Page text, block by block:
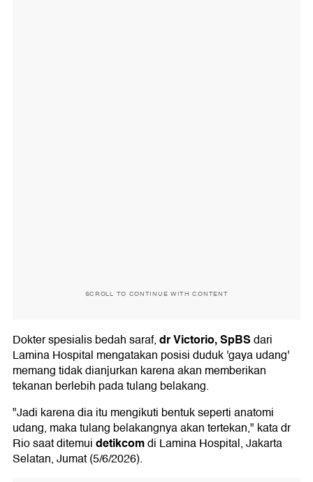
SCROLL TO CONTINUE WITH CONTENT
Dokter spesialis bedah saraf,dr Victorio, SpBSdari
Lamina Hospital mengatakan posisi duduk 'gaya udang'
memang tidak dianjurkan karena akan memberikan
tekanan berlebih pada tulang belakang.
"Jadi karena dia itu mengikuti bentuk seperti anatomi
udang, maka tulang belakangnya akan tertekan," kata dr
Rio saat ditemuidetikcomdi Lamina Hospital, Jakarta
Selatan, Jumat (5/6/2026).